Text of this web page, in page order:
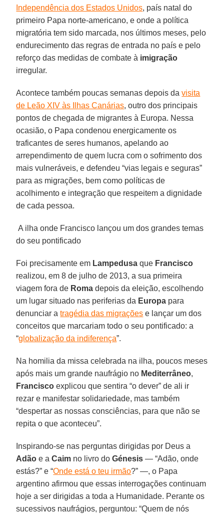
Independência dos Estados Unidos, país natal do
primeiro Papa norte-americano, e onde a política
migratória tem sido marcada, nos últimos meses, pelo
endurecimento das regras de entrada no país e pelo
reforço das medidas de combate à imigração
irregular.
Acontece também poucas semanas depois davisita
de Leão XIV às Ilhas Canárias, outro dos principais
pontos de chegada de migrantes à Europa. Nessa
ocasião, o Papa condenou energicamente os
traficantes de seres humanos, apelando ao
arrependimento de quem lucra com o sofrimento dos
mais vulneráveis, e defendeu “vias legais e seguras”
para as migrações, bem como políticas de
acolhimento e integração que respeitem a dignidade
de cada pessoa.
A ilha onde Francisco lançou um dos grandes temas
do seu pontificado
Foi precisamente em Lampedusa que Francisco
realizou, em 8 de julho de 2013, a sua primeira
viagem fora de Roma depois da eleição, escolhendo
um lugar situado nas periferias da Europa para
denunciar atragédia das migrações e lançar um dos
conceitos que marcariam todo o seu pontificado: a
“globalização da indiferença”.
Na homilia da missa celebrada na ilha, poucos meses
após mais um grande naufrágio no Mediterrâneo,
Francisco explicou que sentira “o dever” de ali ir
rezar e manifestar solidariedade, mas também
“despertar as nossas consciências, para que não se
repita o que aconteceu”.
Inspirando-se nas perguntas dirigidas por Deus a
Adão e aCaim no livro doGénesis — “Adão, onde
estás?” e “Onde está o teu irmão?” —, o Papa
argentino afirmou que essas interrogações continuam
hoje a ser dirigidas a toda a Humanidade. Perante os
sucessivos naufrágios, perguntou: “Quem de nós